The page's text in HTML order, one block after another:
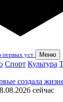
первых уст Меню
Спорт Культура
создала
сейчас